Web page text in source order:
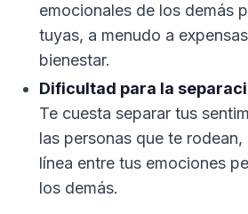
emocionales de los demás
tuyas, a menudo a
bienestar.
Dificultad para la
Te cuesta separar tus
las personas que te
línea entre tus emociones
los demás.